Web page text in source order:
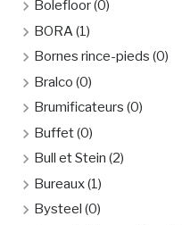
Bolefloor(0)
BORA (1)
Bornes rince-pieds (0)
Bralco (0)
Brumificateurs (0)
Buffet(0)
Bull et Stein (2)
Bureaux(1)
Bysteel (0)